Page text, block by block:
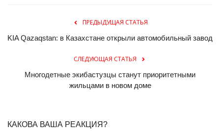
ПРЕДЫДУЩАЯ СТАТЬЯ
KIA Qazaqstan: в Казахстане открыли автомобильный завод
СЛЕДУЮЩАЯ СТАТЬЯ
Многодетные экибастузцы станут приоритетными
жильцами в новом доме
КАКОВА ВАША РЕАКЦИЯ?